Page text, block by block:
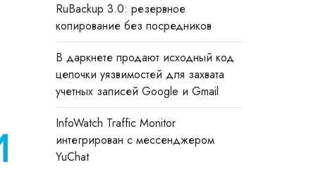
RuBackup 3.0: резервное
копирование без посредников
В даркнете продают исходный код
цепочки уязвимостей для захвата
учетных записей Google и Gmail
InfoWatch Traffic Monitor
интегрирован с мессенджером
YuChat